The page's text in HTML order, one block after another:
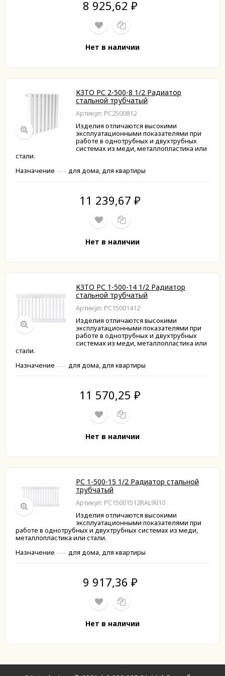
8 925,62 ₽
Нет в наличии
КЗТО РС 2-500-8 1/2 Радиатор
стальной трубчатый
Артикул: РС2500812
Изделия отличаются высокими
эксплуатационными показателями при
работе в однотрубных и двухтрубных
системах из меди, металлопластика или
стали.
Назначение
для дома, для квартиры
11 239,67 ₽
Нет в наличии
КЗТО РС 1-500-14 1/2 Радиатор
стальной трубчатый
Артикул: РС15001412
Изделия отличаются высокими
эксплуатационными показателями при
работе в однотрубных и двухтрубных
системах из меди, металлопластика или
стали.
Назначение
для дома, для квартиры
11 570,25 ₽
Нет в наличии
РС 1-500-15 1/2 Радиатор стальной
трубчатый
Артикул: РС15001512RAL9010
Изделия отличаются высокими
эксплуатационными показателями при
работе в однотрубных и двухтрубных системах из меди,
металлопластика или стали.
Назначение
для дома, для квартиры
9 917,36 ₽
Нет в наличии